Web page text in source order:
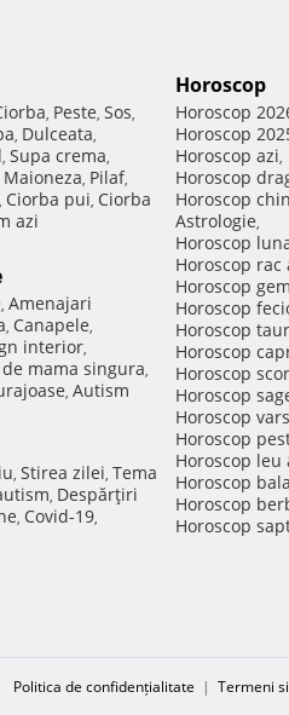
, Peste, Sos,
, Dulceata,
, Supa crema,
Maioneza, Pilaf,
, Ciorba pui, Ciorba
azi
, Amenajari
, Canapele,
interior,
mama singura,
, Autism
, Stirea zilei, Tema
, Despărţiri
, Covid-19,
Horoscop
Horoscop
Horoscop
Horoscop azi,
Horoscop
Horoscop
Astrologie,
Horoscop
Horoscop rac
Horoscop
Horoscop
Horoscop
Horoscop
Horoscop
Horoscop
Horoscop
Horoscop
Horoscop leu
Horoscop
Horoscop
Horoscop
Politica de confidențialitate | Termeni